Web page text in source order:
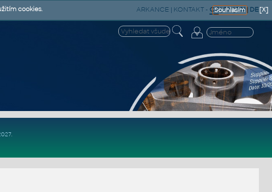
ARKANCE | KONTAKT- CZ|SK|EN| DE
.
[X]
Souhlasím
cookies.